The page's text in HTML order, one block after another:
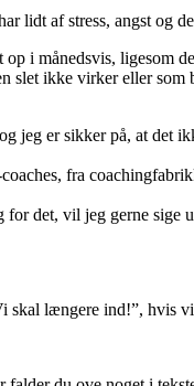
lidt af stress, angst
i månedsvis, ligesom
slet ikke virker eller
jeg er sikker på, at det
fra
for det, vil jeg gerne sige
skal længere ind!”,